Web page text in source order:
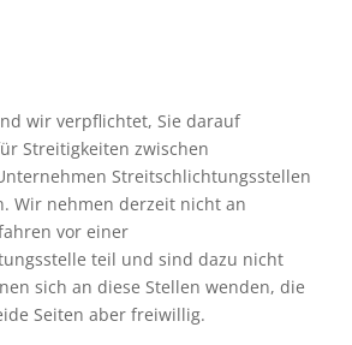
wir verpflichtet, Sie darauf
Streitigkeiten zwischen
Streitschlichtungsstellen
Wir nehmen derzeit nicht an
vor einer
teil und sind dazu nicht
sich an diese Stellen wenden, die
Seiten aber freiwillig.